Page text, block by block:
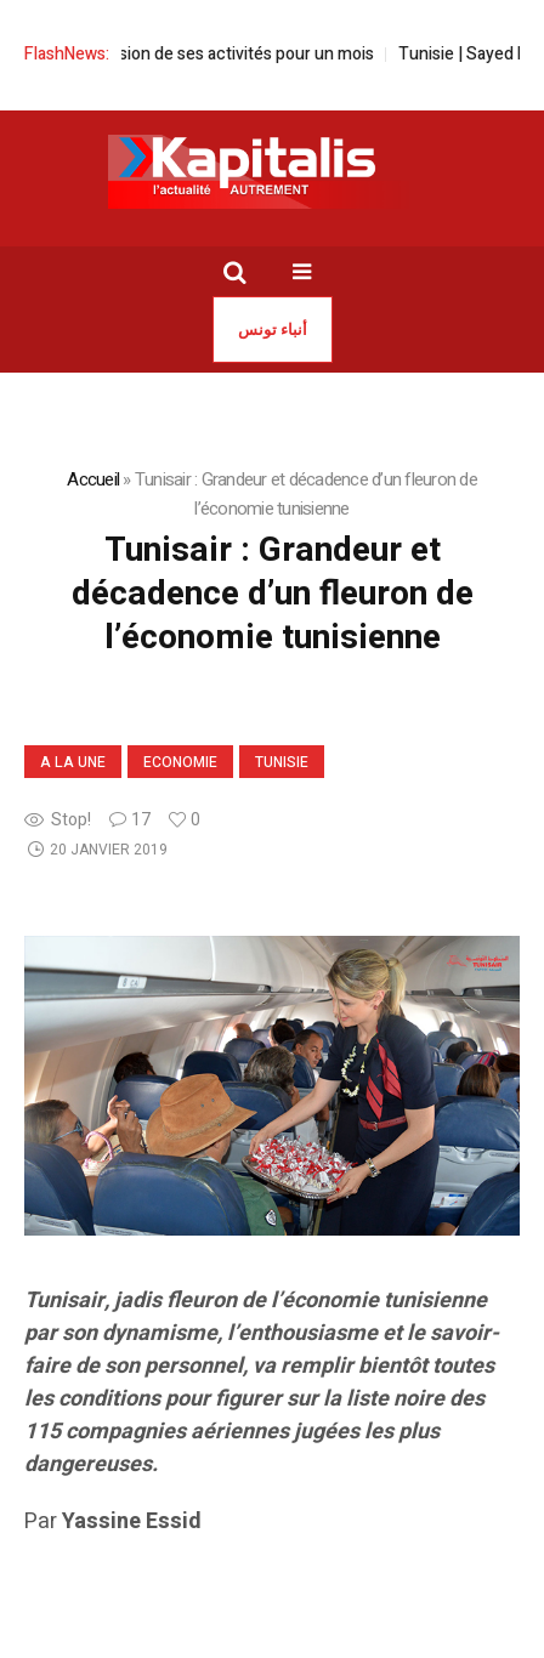
FlashNews:de ses activités pour un mois Tunisie | Sayed Ferjani
أنباء تونس
Accueil»Tunisair : Grandeur et décadence d’un fleuron de
l’économie tunisienne
Tunisair : Grandeur et
décadence d’un fleuron de
l’économie tunisienne
A LA UNE ECONOMIE TUNISIE
Stop! 17 0
20 JANVIER 2019
Tunisair, jadis fleuron de l’économie tunisienne
par son dynamisme, l’enthousiasme et le savoir-
faire de son personnel, va remplir bientôt toutes
les conditions pour figurer sur la liste noire des
115 compagnies aériennes jugées les plus
dangereuses.
ParYassine Essid